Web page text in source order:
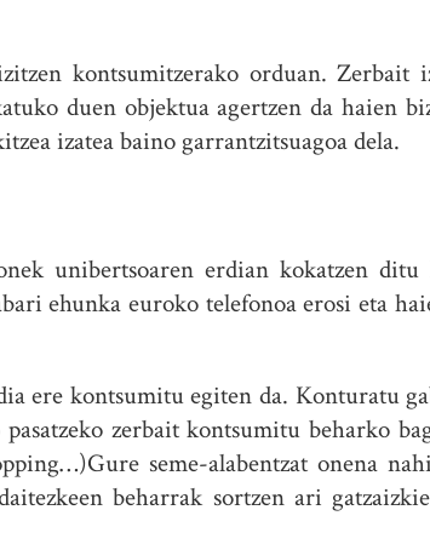
kontsumitzerako orduan. Zerbait
duen objektua agertzen da haien
izatea baino garrantzitsuagoa dela.
unibertsoaren erdian kokatzen
ehunka euroko telefonoa erosi eta
ere kontsumitu egiten da. Konturatu
zerbait kontsumitu beharko
seme-alabentzat onena
beharrak sortzen ari